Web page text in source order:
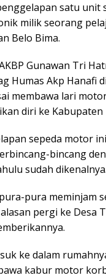
satu unit
milik seorang
Belo Bima.
Gunawan Tri
Humas Akp Hanafi
membawa lari
diri ke Kabupaten
sepeda motor
bincang
sudah
pura meminjam
pergi ke Desa
ke dalam
kabur motor